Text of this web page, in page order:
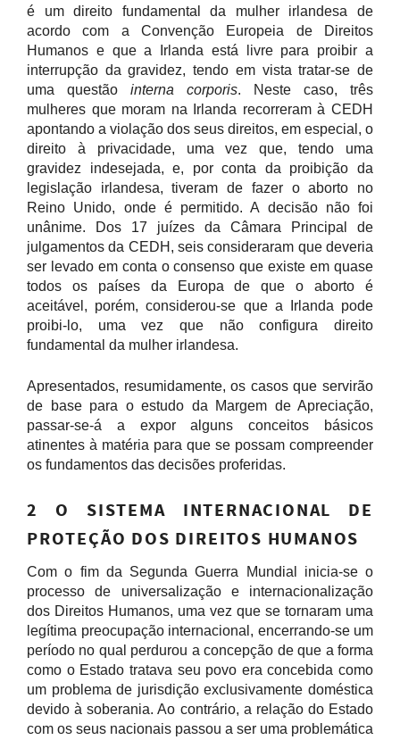
é um direito fundamental da mulher irlandesa de
acordo com a Convenção Europeia de Direitos
Humanos e que a Irlanda está livre para proibir a
interrupção da gravidez, tendo em vista tratar-se de
uma questão interna corporis. Neste caso, três
mulheres que moram na Irlanda recorreram à CEDH
apontando a violação dos seus direitos, em especial, o
direito à privacidade, uma vez que, tendo uma
gravidez indesejada, e, por conta da proibição da
legislação irlandesa, tiveram de fazer o aborto no
Reino Unido, onde é permitido. A decisão não foi
unânime. Dos 17 juízes da Câmara Principal de
julgamentos da CEDH, seis consideraram que deveria
ser levado em conta o consenso que existe em quase
todos os países da Europa de que o aborto é
aceitável, porém, considerou-se que a Irlanda pode
proibi-lo, uma vez que não configura direito
fundamental da mulher irlandesa.
Apresentados, resumidamente, os casos que servirão
de base para o estudo da Margem de Apreciação,
passar-se-á a expor alguns conceitos básicos
atinentes à matéria para que se possam compreender
os fundamentos das decisões proferidas.
2 O SISTEMA INTERNACIONAL DE
PROTEÇÃO DOS DIREITOS HUMANOS
Com o fim da Segunda Guerra Mundial inicia-se o
processo de universalização e internacionalização
dos Direitos Humanos, uma vez que se tornaram uma
legítima preocupação internacional, encerrando-se um
período no qual perdurou a concepção de que a forma
como o Estado tratava seu povo era concebida como
um problema de jurisdição exclusivamente doméstica
devido à soberania. Ao contrário, a relação do Estado
com os seus nacionais passou a ser uma problemática